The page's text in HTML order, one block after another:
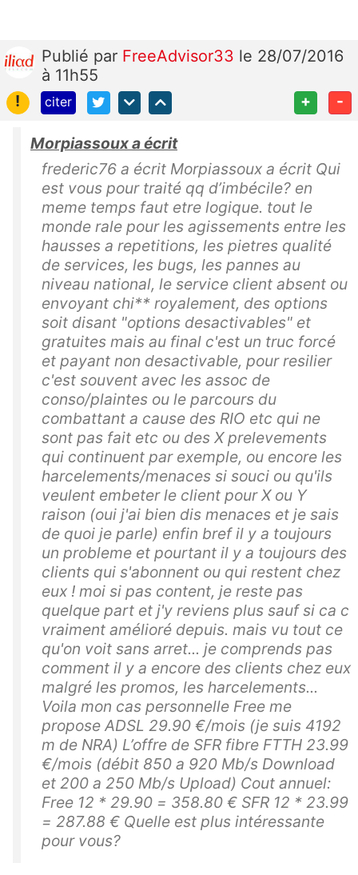
Publié par FreeAdvisor33 le 28/07/2016
à 11h55
!
citer + -
Morpiassoux a écrit
frederic76 a écrit Morpiassoux a écrit Qui
est vous pour traité qq d’imbécile? en
meme temps faut etre logique. tout le
monde rale pour les agissements entre les
hausses a repetitions, les pietres qualité
de services, les bugs, les pannes au
niveau national, le service client absent ou
envoyant chi** royalement, des options
soit disant "options desactivables" et
gratuites mais au final c'est un truc forcé
et payant non desactivable, pour resilier
c'est souvent avec les assoc de
conso/plaintes ou le parcours du
combattant a cause des RIO etc qui ne
sont pas fait etc ou des X prelevements
qui continuent par exemple, ou encore les
harcelements/menaces si souci ou qu'ils
veulent embeter le client pour X ou Y
raison (oui j'ai bien dis menaces et je sais
de quoi je parle) enfin bref il y a toujours
un probleme et pourtant il y a toujours des
clients qui s'abonnent ou qui restent chez
eux ! moi si pas content, je reste pas
quelque part et j'y reviens plus sauf si ca c
vraiment amélioré depuis. mais vu tout ce
qu'on voit sans arret... je comprends pas
comment il y a encore des clients chez eux
malgré les promos, les harcelements...
Voila mon cas personnelle Free me
propose ADSL 29.90 €/mois (je suis 4192
m de NRA) L’offre de SFR fibre FTTH 23.99
€/mois (débit 850 a 920 Mb/s Download
et 200 a 250 Mb/s Upload) Cout annuel:
Free 12 * 29.90 = 358.80 € SFR 12 * 23.99
= 287.88 € Quelle est plus intéressante
pour vous?